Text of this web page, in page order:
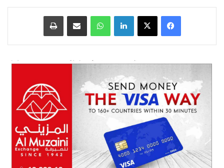
فيسبوك‫X لينكدإنواتساب مشاركة عبر البريد طباعة